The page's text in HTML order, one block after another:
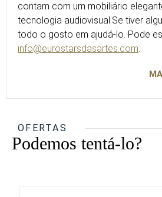
contam com um mobiliário
tecnologia audiovisual.Se tiver
todo o gosto em ajudá-lo. Pode
info@eurostarsdasartes.com.
OFERTAS
Podemos tentá-lo?